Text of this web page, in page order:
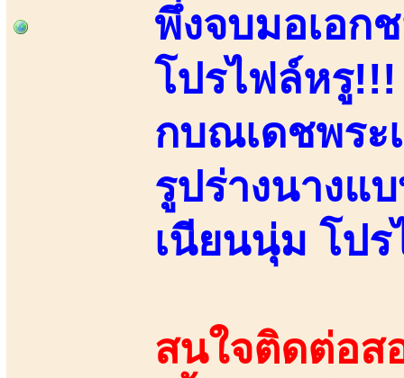
พึ่งจบมอเอก
โปรไฟล์หรู
กบณเดชพระ
รูปร่างนางแ
เนียนนุ่ม โป
สนใจติดต่อส